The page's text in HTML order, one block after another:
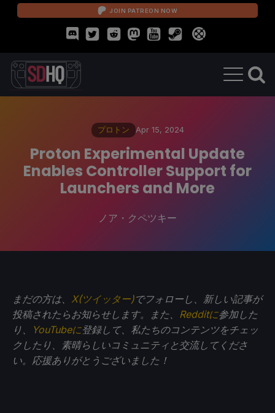
JOIN PATREON NOW
プロトン Apr 15, 2024
Proton Experimental Update
Enables Controller Support for
Launchers and More
ノア・クペツキー
まだの方は、 X(ツイッター)でフォローし、新しい記事が
投稿されたらお知らせします。また、 Redditに参加した
り、
YouTubeに登録して、私たちのコンテンツをチェッ
クしたり、素晴らしいコミュニティと交流してくださ
い。応援ありがとうございました！